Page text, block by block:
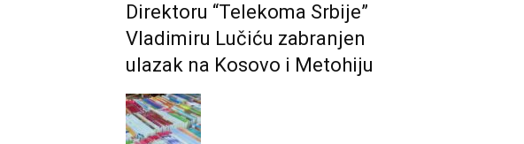
Direktoru “Telekoma Srbije”
Vladimiru Lučiću zabranjen
ulazak na Kosovo i Metohiju